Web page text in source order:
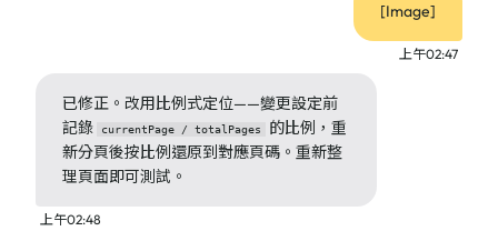
[Image]
上午02:47
已修正。改用比例式定位——變更設定前
記錄
currentPage / totalPages
的比例，重
新分頁後按比例還原到對應頁碼。重新整
理頁面即可測試。
上午02:48